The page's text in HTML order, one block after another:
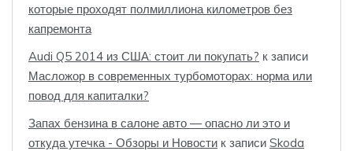
которые проходят полмиллиона километров без
капремонта
Audi Q5 2014 из США: стоит ли покупать? к записи
Масложор в современных турбомоторах: норма или
повод для капиталки?
Запах бензина в салоне авто — опасно ли это и
откуда утечка - Обзоры и Новости к записи Skoda